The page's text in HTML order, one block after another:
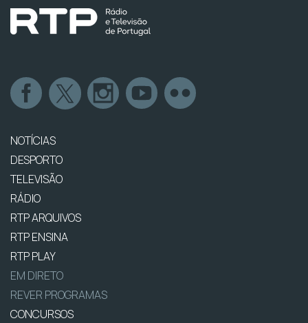
NOTÍCIAS
DESPORTO
TELEVISÃO
RÁDIO
RTP ARQUIVOS
RTP ENSINA
RTP PLAY
EM DIRETO
REVER PROGRAMAS
CONCURSOS